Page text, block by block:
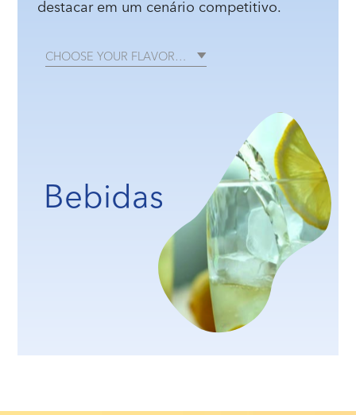
destacar em um cenário competitivo.
CHOOSE YOUR FLAVOR…
Bebidas